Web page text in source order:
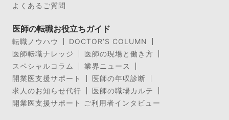
よくあるご質問
医師の転職お役立ちガイド
転職ノウハウ
DOCTOR’S COLUMN
医師転職ナレッジ
医師の現場と働き方
スペシャルコラム
業界ニュース
開業医支援サポート
医師の年収診断
求人のお知らせ代行
医師の職場カルテ
開業医支援サポート ご利用者インタビュー